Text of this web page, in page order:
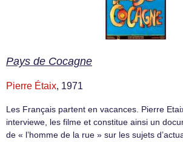
Pays de Cocagne
Pierre Étaix, 1971
Les Français partent en vacances. Pierre
interviewe, les filme et constitue ainsi un
de « l’homme de la rue » sur les sujets